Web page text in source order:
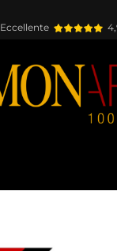
Eccellente